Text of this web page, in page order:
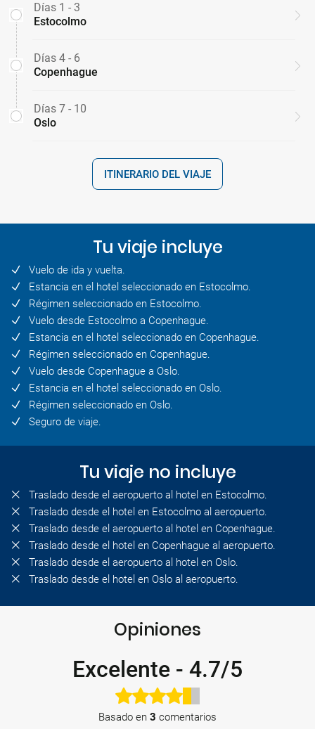
Días 1 - 3
Estocolmo
Días 4 - 6
Copenhague
Días 7 - 10
Oslo
ITINERARIO DEL VIAJE
Tu viaje incluye
Vuelo de ida y vuelta.
Estancia en el hotel seleccionado en Estocolmo.
Régimen seleccionado en Estocolmo.
Vuelo desde Estocolmo a Copenhague.
Estancia en el hotel seleccionado en Copenhague.
Régimen seleccionado en Copenhague.
Vuelo desde Copenhague a Oslo.
Estancia en el hotel seleccionado en Oslo.
Régimen seleccionado en Oslo.
Seguro de viaje.
Tu viaje no incluye
Traslado desde el aeropuerto al hotel en Estocolmo.
Traslado desde el hotel en Estocolmo al aeropuerto.
Traslado desde el aeropuerto al hotel en Copenhague.
Traslado desde el hotel en Copenhague al aeropuerto.
Traslado desde el aeropuerto al hotel en Oslo.
Traslado desde el hotel en Oslo al aeropuerto.
Opiniones
Excelente - 4.7/5
Basado en 3 comentarios